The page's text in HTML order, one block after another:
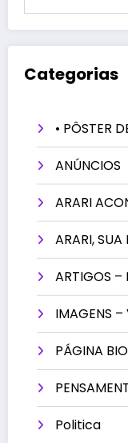
Categorias
• PÔSTER
ANÚNCIOS
ARARI
ARARI,
ARTIGOS –
IMAGENS –
PÁGINA
Politica